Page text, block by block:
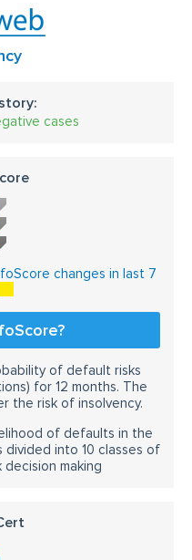
cases
changes in last 7
of default risks
for 12 months. The
the risk of insolvency.
of defaults in the
divided into 10 classes of
making